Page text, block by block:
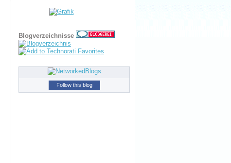
Blogverzeichnisse
Follow this blog